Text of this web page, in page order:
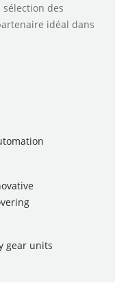
des
idéal dans
gear units